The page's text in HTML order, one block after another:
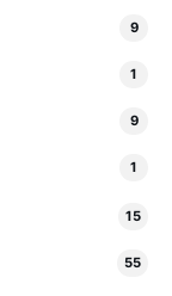
9
1
9
1
15
55